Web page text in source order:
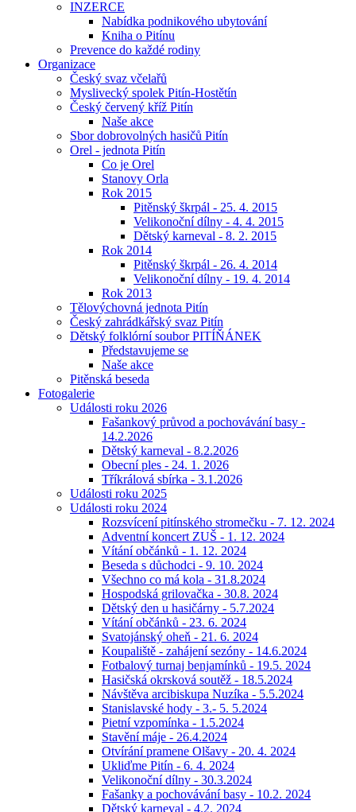
INZERCE
Nabídka podnikového ubytování
Kniha o Pitínu
Prevence do každé rodiny
Organizace
Český svaz včelařů
Myslivecký spolek Pitín-Hostětín
Český červený kříž Pitín
Naše akce
Sbor dobrovolných hasičů Pitín
Orel - jednota Pitín
Co je Orel
Stanovy Orla
Rok 2015
Pitěnský škrpál - 25. 4. 2015
Velikonoční dílny - 4. 4. 2015
Dětský karneval - 8. 2. 2015
Rok 2014
Pitěnský škrpál - 26. 4. 2014
Velikonoční dílny - 19. 4. 2014
Rok 2013
Tělovýchovná jednota Pitín
Český zahrádkářský svaz Pitín
Dětský folklórní soubor PITÍŇÁNEK
Představujeme se
Naše akce
Pitěnská beseda
Fotogalerie
Události roku 2026
Fašankový průvod a pochovávání basy -
14.2.2026
Dětský karneval - 8.2.2026
Obecní ples - 24. 1. 2026
Tříkrálová sbírka - 3.1.2026
Události roku 2025
Události roku 2024
Rozsvícení pitínského stromečku - 7. 12. 2024
Adventní koncert ZUŠ - 1. 12. 2024
Vítání občánků - 1. 12. 2024
Beseda s důchodci - 9. 10. 2024
Všechno co má kola - 31.8.2024
Hospodská grilovačka - 30.8. 2024
Dětský den u hasičárny - 5.7.2024
Vítání občánků - 23. 6. 2024
Svatojánský oheň - 21. 6. 2024
Koupaliště - zahájení sezóny - 14.6.2024
Fotbalový turnaj benjamínků - 19.5. 2024
Hasičská okrsková soutěž - 18.5.2024
Návštěva arcibiskupa Nuzíka - 5.5.2024
Stanislavské hody - 3.- 5. 5.2024
Pietní vzpomínka - 1.5.2024
Stavění máje - 26.4.2024
Otvírání pramene Olšavy - 20. 4. 2024
Ukliďme Pitín - 6. 4. 2024
Velikonoční dílny - 30.3.2024
Fašanky a pochovávání basy - 10.2. 2024
Dětský karneval - 4.2. 2024